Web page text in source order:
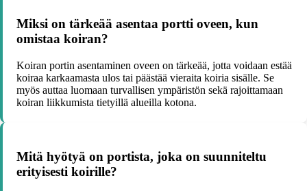
Miksi on tärkeää asentaa portti oveen, kun
omistaa koiran?
Koiran portin asentaminen oveen on tärkeää, jotta voidaan estää
koiraa karkaamasta ulos tai päästää vieraita koiria sisälle. Se
myös auttaa luomaan turvallisen ympäristön sekä rajoittamaan
koiran liikkumista tietyillä alueilla kotona.
Mitä hyötyä on portista, joka on suunniteltu
erityisesti koirille?